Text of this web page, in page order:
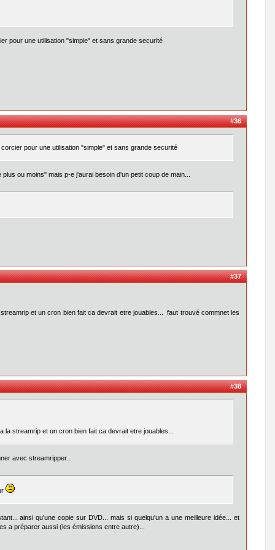
pour une utilisation "simple" et sans grande securité
#36
pour une utilisation "simple" et sans grande securité
ou moins" mais p-e j'aurai besoin d'un petit coup de main...
#37
et un cron bien fait ca devrait etre jouables... faut trouvé commnet les
#38
streamrip et un cron bien fait ca devrait etre jouables...
avec streamripper...
ainsi qu'une copie sur DVD... mais si quelqu'un a une meilleure idée... et
a préparer aussi (les émissions entre autre)...